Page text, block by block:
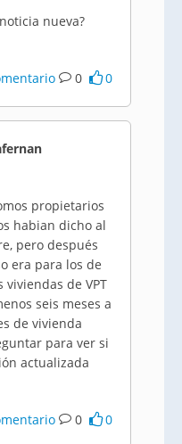
nueva?
0 0
propietarios
habian dicho al
pero después
era para los de
de VPT
seis meses a
de vivienda
para ver si
actualizada
0 0